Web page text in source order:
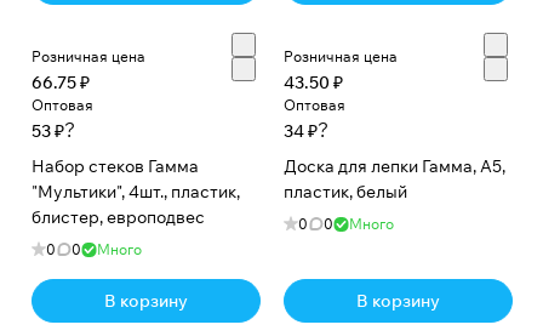
Розничная цена
66.75 ₽
Оптовая
53 ₽?
Набор стеков Гамма
"Мультики", 4шт., пластик,
блистер, европодвес
0 0 Много
В корзину
Розничная цена
43.50 ₽
Оптовая
34 ₽?
Доска для лепки Гамма, А5,
пластик, белый
0 0 Много
В корзину